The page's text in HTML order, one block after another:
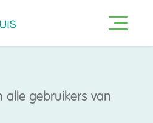
alle gebruikers van